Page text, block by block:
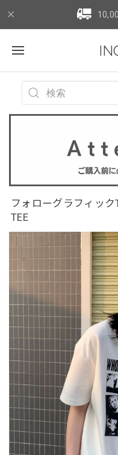
フォローグラフィック
TEE